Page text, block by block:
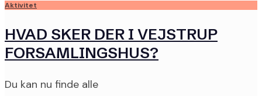
Aktivitet
HVAD SKER DER I VEJSTRUP
FORSAMLINGSHUS?
Du kan nu finde alle